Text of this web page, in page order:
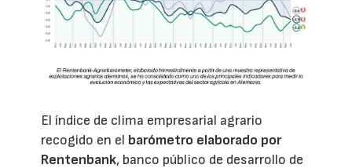
El índice de clima empresarial agrario
recogido en el barómetro elaborado por
Rentenbank, banco público de desarrollo de